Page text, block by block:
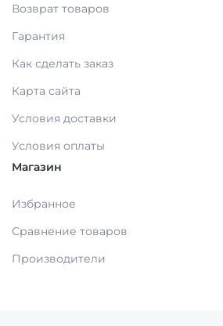
МАТЕРИАЛЫ ДЛЯ ЛЕЧЕНИЯ
РЕНТГЕНОВСКИЕ МАТЕРИАЛЫ
АППЛИКАТОРЫ /без срока/
ОДНОРАЗОВАЯ ПРОДУКЦИЯ
Возврат товаров
Гарантия
Как сделать заказ
Карта сайта
Условия доставки
Условия оплаты
Магазин
Избранное
Сравнение товаров
Производители